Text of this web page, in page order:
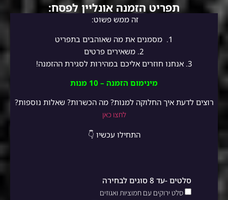
תפריט הזמנה אונליין לפסח:
זה ממש פשוט:
1.
מסמנים את מה שאוהבים בתפריט
2. משאירים פרטים
3. אנחנו חוזרים אליכם במהירות לסגירת ההזמנה!
מינימום הזמנה – 10 מנות
רוצים לדעת איך החלוקה למנות? מה הכשרות? שאלות נוספות?
לחצו כאן
התחילו עכשיו 👇
סלטים -עד 8 סוגים לבחירה
סלט ירוקים עם חמוציות ואגוזים